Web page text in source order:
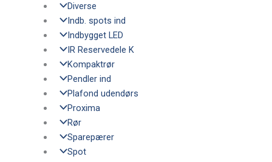
Diverse
Indb. spots ind
Indbygget LED
IR Reservedele K
Kompaktrør
Pendler ind
Plafond udendørs
Proxima
Rør
Sparepærer
Spot